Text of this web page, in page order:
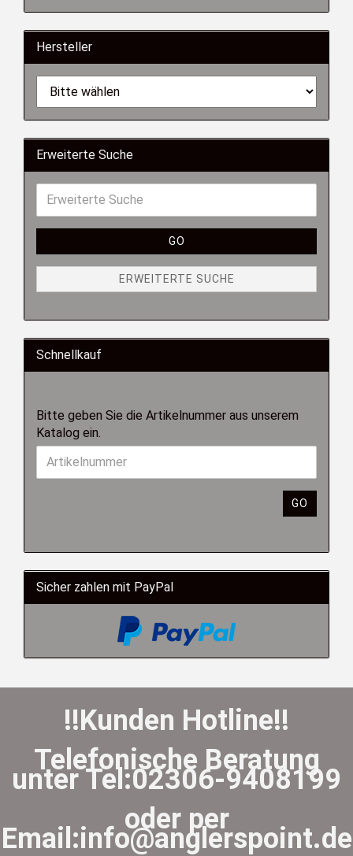
Hersteller
Erweiterte Suche
GO
ERWEITERTE SUCHE
Schnellkauf
Bitte geben Sie die Artikelnummer aus unserem
Katalog ein.
GO
Sicher zahlen mit PayPal
!!Kunden Hotline!!
Telefonische Beratung
unter Tel:02306-9408199
oder per
Email:info@anglerspoint.de